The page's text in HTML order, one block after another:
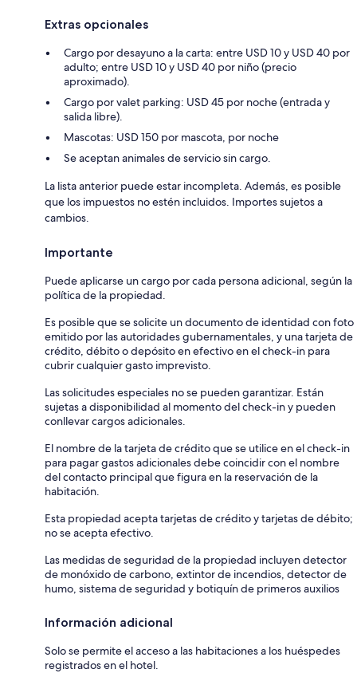
Extras opcionales
Cargo por desayuno a la carta: entre USD 10 y USD 40 por
adulto; entre USD 10 y USD 40 por niño (precio
aproximado).
Cargo por valet parking: USD 45 por noche (entrada y
salida libre).
Mascotas: USD 150 por mascota, por noche
Se aceptan animales de servicio sin cargo.
La lista anterior puede estar incompleta. Además, es posible
que los impuestos no estén incluidos. Importes sujetos a
cambios.
Importante
Puede aplicarse un cargo por cada persona adicional, según la
política de la propiedad.
Es posible que se solicite un documento de identidad con foto
emitido por las autoridades gubernamentales, y una tarjeta de
crédito, débito o depósito en efectivo en el check-in para
cubrir cualquier gasto imprevisto.
Las solicitudes especiales no se pueden garantizar. Están
sujetas a disponibilidad al momento del check-in y pueden
conllevar cargos adicionales.
El nombre de la tarjeta de crédito que se utilice en el check-in
para pagar gastos adicionales debe coincidir con el nombre
del contacto principal que figura en la reservación de la
habitación.
Esta propiedad acepta tarjetas de crédito y tarjetas de débito;
no se acepta efectivo.
Las medidas de seguridad de la propiedad incluyen detector
de monóxido de carbono, extintor de incendios, detector de
humo, sistema de seguridad y botiquín de primeros auxilios
Información adicional
Solo se permite el acceso a las habitaciones a los huéspedes
registrados en el hotel.